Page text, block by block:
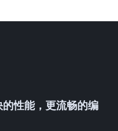
性能，更流畅的编